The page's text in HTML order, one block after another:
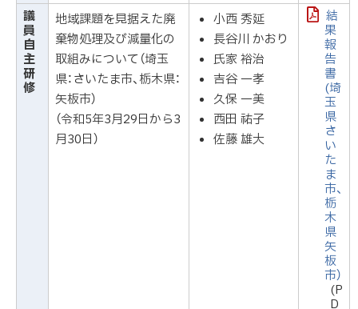
議
員
自
主
研
修
地域課題を見据えた廃
棄物処理及び減量化の
取組みについて（埼玉
県：さいたま市、栃木県：
矢板市）
（令和5年3月29日から3
月30日）
小西 秀延
長谷川 かおり
氏家 裕治
吉谷 一孝
久保 一美
西田 祐子
佐藤 雄大
結
果
報
告
書
(埼
玉
県
さ
い
た
ま
市、
栃
木
県
矢
板
市）
(P
D